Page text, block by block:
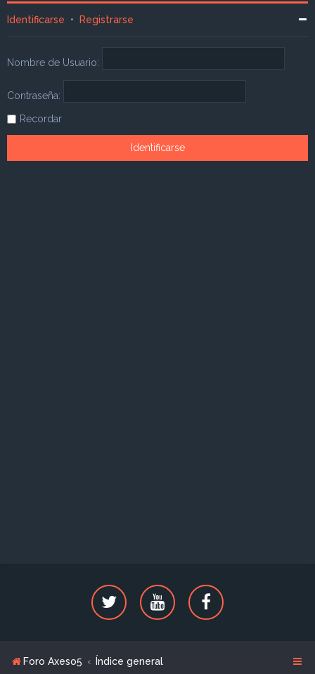
Identificarse • Registrarse
Nombre de Usuario:
Contraseña:
Recordar
Foro Axeso5 Índice general